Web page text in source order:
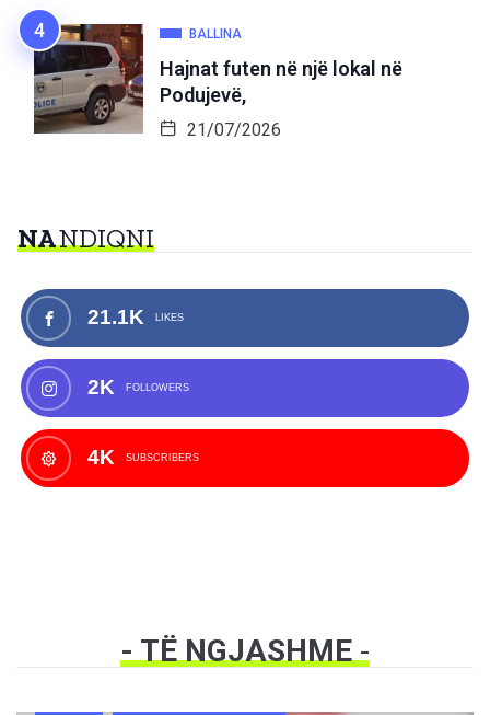
BALLINA
Hajnat futen në një lokal në
Podujevë,
21/07/2026
NANDIQNI
21.1K LIKES
2K FOLLOWERS
4K SUBSCRIBERS
- TË NGJASHME-